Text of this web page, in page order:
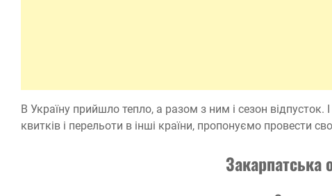
В Україну прийшло тепло, а разом з ним і сезон
квитків і перельоти в інші країни, пропонуємо провести
Закарпатська